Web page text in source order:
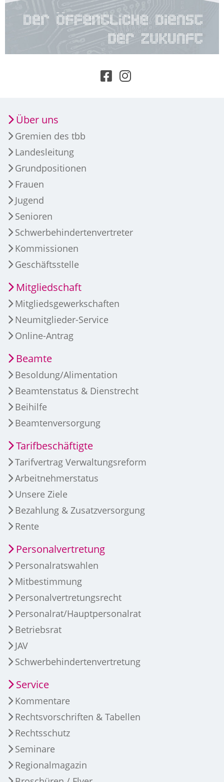
Über uns
Gremien des tbb
Landesleitung
Grundpositionen
Frauen
Jugend
Senioren
Schwerbehindertenvertreter
Kommissionen
Geschäftsstelle
Mitgliedschaft
Mitgliedsgewerkschaften
Neumitglieder-Service
Online-Antrag
Beamte
Besoldung/Alimentation
Beamtenstatus & Dienstrecht
Beihilfe
Beamtenversorgung
Tarifbeschäftigte
Tarifvertrag Verwaltungsreform
Arbeitnehmerstatus
Unsere Ziele
Bezahlung & Zusatzversorgung
Rente
Personalvertretung
Personalratswahlen
Mitbestimmung
Personalvertretungsrecht
Personalrat/Hauptpersonalrat
Betriebsrat
JAV
Schwerbehindertenvertretung
Service
Kommentare
Rechtsvorschriften & Tabellen
Rechtsschutz
Seminare
Regionalmagazin